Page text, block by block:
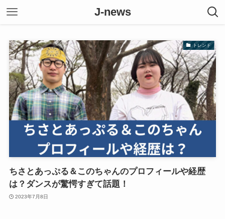
J-news
トレンド
ちさとあっぷる＆このちゃんのプロフィールや経歴
は？ダンスが驚愕すぎて話題！
2023年7月8日